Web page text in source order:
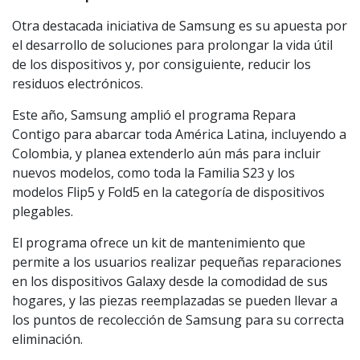
Otra destacada iniciativa de Samsung es su apuesta por
el desarrollo de soluciones para prolongar la vida útil
de los dispositivos y, por consiguiente, reducir los
residuos electrónicos.
Este año, Samsung amplió el programa Repara
Contigo para abarcar toda América Latina, incluyendo a
Colombia, y planea extenderlo aún más para incluir
nuevos modelos, como toda la Familia S23 y los
modelos Flip5 y Fold5 en la categoría de dispositivos
plegables.
El programa ofrece un kit de mantenimiento que
permite a los usuarios realizar pequeñas reparaciones
en los dispositivos Galaxy desde la comodidad de sus
hogares, y las piezas reemplazadas se pueden llevar a
los puntos de recolección de Samsung para su correcta
eliminación.